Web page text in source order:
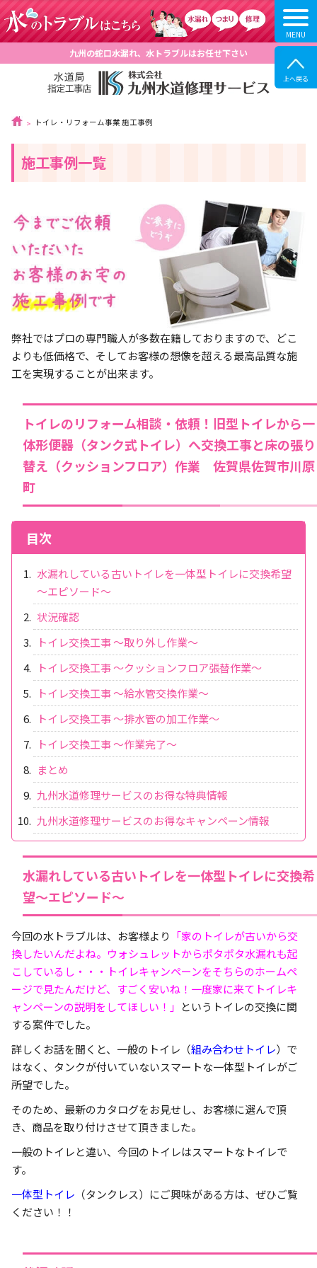
九州の蛇口水漏れ、水トラブルはお任せ下さい
トイレ・リフォーム事業 施工事例
施工事例一覧
弊社ではプロの専門職人が多数在籍しておりますので、どこ
よりも低価格で、そしてお客様の想像を超える最高品質な施
工を実現することが出来ます。
トイレのリフォーム相談・依頼！旧型トイレから一
体形便器（タンク式トイレ）へ交換工事と床の張り
替え（クッションフロア）作業 佐賀県佐賀市川原
町
目次
水漏れしている古いトイレを一体型トイレに交換希望
～エピソード～
状況確認
トイレ交換工事 ～取り外し作業～
トイレ交換工事 ～クッションフロア張替作業～
トイレ交換工事 ～給水管交換作業～
トイレ交換工事 ～排水管の加工作業～
トイレ交換工事 ～作業完了～
まとめ
九州水道修理サービスのお得な特典情報
九州水道修理サービスのお得なキャンペーン情報
水漏れしている古いトイレを一体型トイレに交換希
望～エピソード～
今回の水トラブルは、お客様より 「家のトイレが古いから交
換したいんだよね。ウォシュレットからポタポタ水漏れも起
こしているし・・・トイレキャンペーンをそちらのホームペ
ージで見たんだけど、すごく安いね！一度家に来てトイレキ
ャンペーンの説明をしてほしい！」 というトイレの交換に関
する案件でした。
詳しくお話を聞くと、一般のトイレ（組み合わせトイレ）で
はなく、タンクが付いていないスマートな一体型トイレがご
所望でした。
そのため、最新のカタログをお見せし、お客様に選んで頂
き、商品を取り付けさせて頂きました。
一般のトイレと違い、今回のトイレはスマートなトイレで
す。
一体型トイレ （タンクレス）にご興味がある方は、ぜひご覧
ください！！